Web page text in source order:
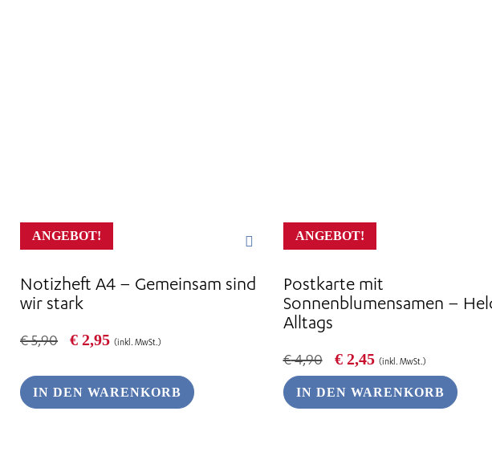
ANGEBOT!
Notizheft A4 – Gemeinsam sind
wir stark
€5,90
Ursprünglicher
€ 5,90
€ 2,95Aktueller
€ 2,95.
(inkl. MwSt.)
IN DEN WARENKORB
ANGEBOT!
Postkarte mit
Sonnenblumensamen –
Alltags
€4,90
Ursprünglicher
Preis
war:
€ 4,90
€2,45Aktueller
Preis
ist:
€ 2,45.
(inkl. MwSt.)
IN DEN WARENKORB